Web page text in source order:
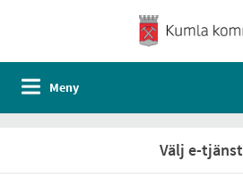
Meny
Välj e-tjänst